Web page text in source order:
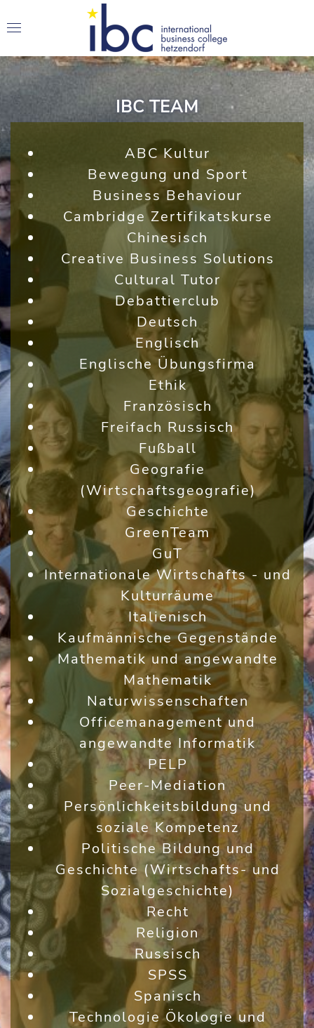
IBC TEAM
ABC Kultur
Bewegung und Sport
Business Behaviour
Cambridge Zertifikatskurse
Chinesisch
Creative Business Solutions
Cultural Tutor
Debattierclub
Deutsch
Englisch
Englische Übungsfirma
Ethik
Französisch
Freifach Russisch
Fußball
Geografie
(Wirtschaftsgeografie)
Geschichte
GreenTeam
GuT
Internationale Wirtschafts - und
Kulturräume
Italienisch
Kaufmännische Gegenstände
Mathematik und angewandte
Mathematik
Naturwissenschaften
Officemanagement und
angewandte Informatik
PELP
Peer-Mediation
Persönlichkeitsbildung und
soziale Kompetenz
Politische Bildung und
Geschichte (Wirtschafts- und
Sozialgeschichte)
Recht
Religion
Russisch
SPSS
Spanisch
Technologie Ökologie und